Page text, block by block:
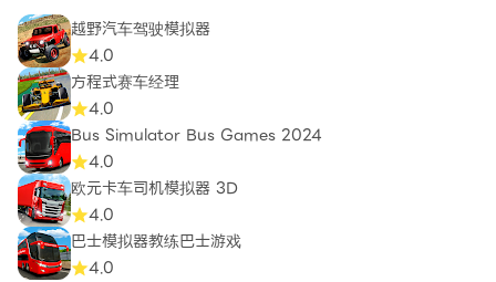
越野汽车驾驶模拟器
4.0
方程式赛车经理
4.0
Bus Simulator Bus Games 2024
4.0
欧元卡车司机模拟器 3D
4.0
巴士模拟器教练巴士游戏
4.0